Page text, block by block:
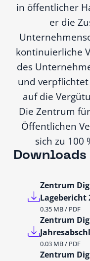
in öffentlicher
er die
kontinuierliche
des
und
auf die
Die Zentrum
Öffentlichen
sich zu 100
Downloads
Zentrum
Lagebericht
0.35 MB / PDF
Zentrum
0.03 MB / PDF
Zentrum